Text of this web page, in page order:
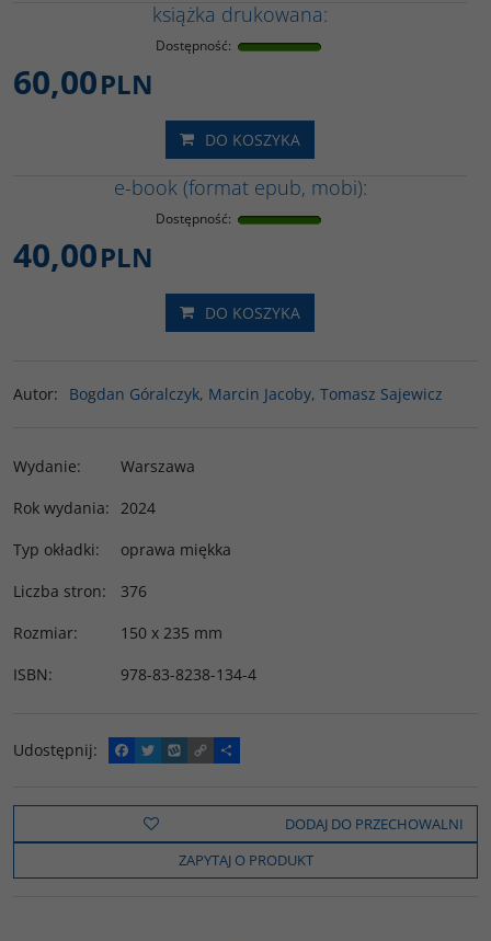
książka drukowana:
Dostępność:
60,00PLN
DO KOSZYKA
e-book (format epub, mobi):
Dostępność:
40,00PLN
DO KOSZYKA
Autor: Bogdan Góralczyk, Marcin Jacoby, Tomasz Sajewicz
Wydanie:
Warszawa
Rok wydania: 2024
Typ okładki:
oprawa miękka
Liczba stron:
376
Rozmiar:
150 x 235 mm
ISBN: 978-83-8238-134-4
Udostępnij:
F
a
e
o
k
T
w
t
t
e
W
y
o
C
o
y
i
n
k
P
o
z
e
l
s
DODAJ DO PRZECHOWALNI
ZAPYTAJ O PRODUKT